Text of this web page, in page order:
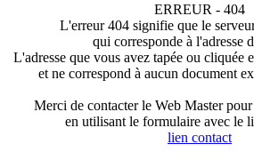
ERREUR - 404
L'erreur 404 signifie que le
qui corresponde à l'adresse
L'adresse que vous avez tapée ou cliquée
et ne correspond à aucun document
Merci de contacter le Web Master
en utilisant le formulaire avec le
lien contact